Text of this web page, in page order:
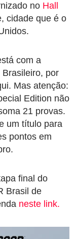
no Hall
cidade que é o
com a
por
Mas atenção:
Edition não
21 provas.
um título para
pontos em
final do
Brasil de
neste link.